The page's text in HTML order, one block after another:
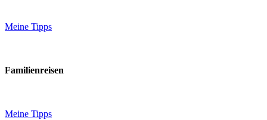
Meine Tipps
Familienreisen
Meine Tipps